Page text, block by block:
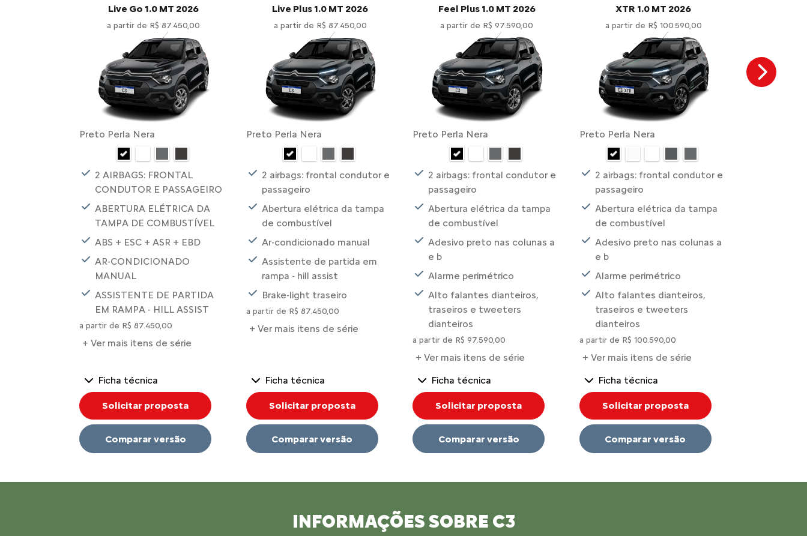
Live Go 1.0 MT 2026
a partir de R$ 87.450,00
Preto Perla Nera
2 AIRBAGS: FRONTAL
CONDUTOR E PASSAGEIRO
ABERTURA ELÉTRICA DA
TAMPA DE COMBUSTÍVEL
ABS + ESC + ASR + EBD
AR-CONDICIONADO
MANUAL
ASSISTENTE DE PARTIDA
EM RAMPA - HILL ASSIST
a partir de R$ 87.450,00
+ Ver mais itens de série
Ficha técnica
Solicitar proposta
Comparar versão
Live Plus 1.0 MT 2026
a partir de R$ 87.450,00
Preto Perla Nera
2 airbags: frontal condutor e
passageiro
Abertura elétrica da tampa
de combustível
Ar-condicionado manual
Assistente de partida em
rampa - hill assist
Brake-light traseiro
a partir de R$ 87.450,00
+ Ver mais itens de série
Ficha técnica
Solicitar proposta
Comparar versão
Feel Plus 1.0 MT 2026
a partir de R$ 97.590,00
Preto Perla Nera
2 airbags: frontal condutor e
passageiro
Abertura elétrica da tampa
de combustível
Adesivo preto nas colunas a
e b
Alarme perimétrico
Alto falantes dianteiros,
traseiros e tweeters
dianteiros
a partir de R$ 97.590,00
+ Ver mais itens de série
Ficha técnica
Solicitar proposta
Comparar versão
XTR 1.0 MT 2026
a partir de R$ 100.590,00
Preto Perla Nera
2 airbags: frontal condutor e
passageiro
Abertura elétrica da tampa
de combustível
Adesivo preto nas colunas a
e b
Alarme perimétrico
Alto falantes dianteiros,
traseiros e tweeters
dianteiros
a partir de R$ 100.590,00
+ Ver mais itens de série
Ficha técnica
Solicitar proposta
Comparar versão
Next
INFORMAÇÕES SOBRE C3